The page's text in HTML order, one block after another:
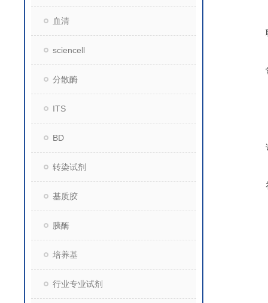
血清
sciencell
分散酶
ITS
BD
转染试剂
基质胶
胰酶
培养基
行业专业试剂